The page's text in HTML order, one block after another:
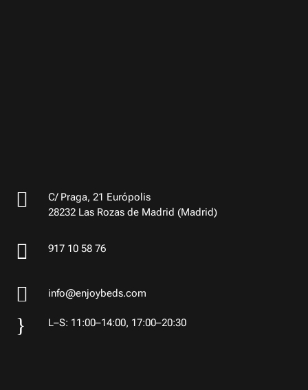

C/ Praga, 21 Európolis
28232 Las Rozas de Madrid (Madrid)
 917 10 58 76
 info@enjoybeds.com
} L–S: 11:00–14:00, 17:00–20:30